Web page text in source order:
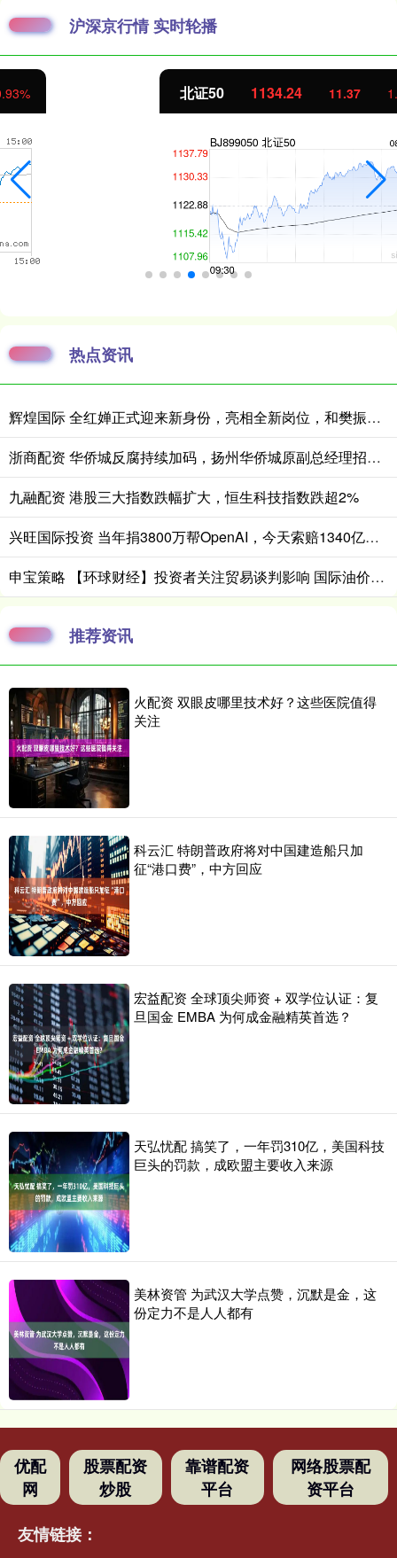
沪深京行情 实时轮播
1134.24 11.37 1.01%
热点资讯
辉煌国际 全红婵正式迎来新身份，亮相全新岗位，和樊振东有着异曲同工之妙
浙商配资 华侨城反腐持续加码，扬州华侨城原副总经理招磊鸣被查
九融配资 港股三大指数跌幅扩大，恒生科技指数跌超2%
兴旺国际投资 当年捐3800万帮OpenAI，今天索赔1340亿，别把马斯克当救世主
申宝策略 【环球财经】投资者关注贸易谈判影响 国际油价23日小幅下跌
推荐资讯
火配资 双眼皮哪里技术好？这些医院值得
关注
科云汇 特朗普政府将对中国建造船只加
征“港口费”，中方回应
宏益配资 全球顶尖师资 + 双学位认证：复
旦国金 EMBA 为何成金融精英首选？
天弘忧配 搞笑了，一年罚310亿，美国科技
巨头的罚款，成欧盟主要收入来源
美林资管 为武汉大学点赞，沉默是金，这
份定力不是人人都有
优配
网
股票配资
炒股
靠谱配资
平台
网络股票配
资平台
友情链接：